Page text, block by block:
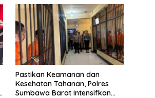
Pastikan Keamanan dan
Kesehatan Tahanan, Polres
Sumbawa Barat Intensifkan